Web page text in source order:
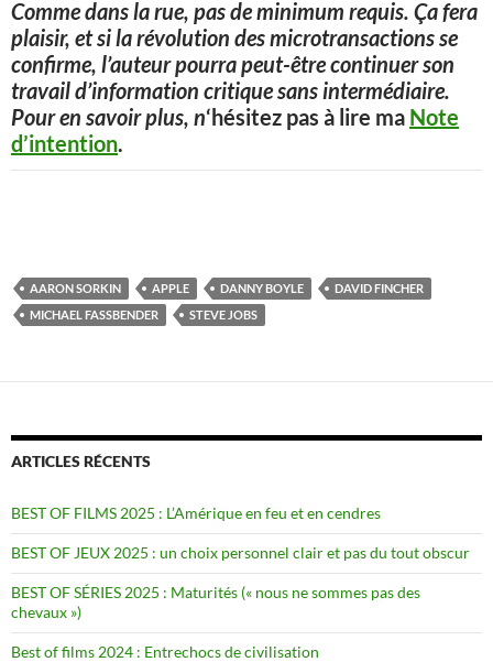
Comme dans la rue, pas de minimum requis. Ça fera
plaisir, et si la révolution des microtransactions se
confirme, l’auteur pourra peut-être continuer son
travail d’information critique sans intermédiaire.
Pour en savoir plus, n‘hésitez pas à lire ma Note
d’intention.
AARON SORKIN APPLE DANNY BOYLE
DAVID FINCHER
MICHAEL FASSBENDER
STEVE JOBS
ARTICLES RÉCENTS
BEST OF FILMS 2025 : L’Amérique en feu et en cendres
BEST OF JEUX 2025 : un choix personnel clair et pas du tout obscur
BEST OF SÉRIES 2025 : Maturités (« nous ne sommes pas des
chevaux »)
Best of films 2024 : Entrechocs de civilisation